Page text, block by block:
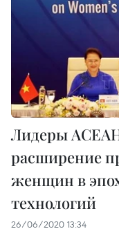
Лидеры
расширение
женщин в
технологий
26/06/2020 13:34